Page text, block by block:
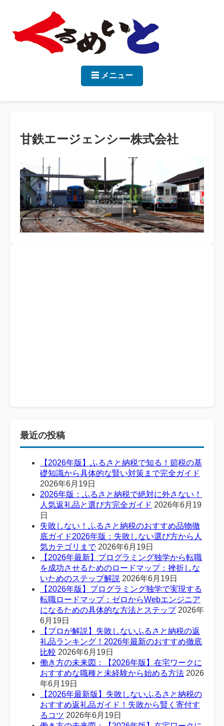
☰ メニュー
甘鉄エージェンシー株式会社
最近の投稿
【2026年版】ふるさと納税で知る！節税の基
礎知識から具体的な賢い対策まで完全ガイド
2026年6月19日
2026年版：ふるさと納税で絶対に外さない！
人気返礼品と選び方完全ガイド 2026年6月19
日
失敗しない！ふるさと納税のおすすめ品物徹
底ガイド2026年版：失敗しない選び方から人
気カテゴリまで 2026年6月19日
【2026年最新】プログラミング独学から転職
を成功させるためのロードマップ：挫折しな
いためのステップ解説 2026年6月19日
【2026年版】プログラミング独学で実現する
転職ロードマップ：ゼロからWebエンジニア
になるための具体的な方法とステップ 2026年
6月19日
【プロが解説】失敗しないふるさと納税の返
礼品ランキング！2026年最新のおすすめ徹底
比較 2026年6月19日
働き方の未来図：【2026年版】在宅ワークに
おすすめな職種と未経験から始める方法 2026
年6月19日
【2026年最新版】失敗しないふるさと納税の
おすすめ返礼品ガイド！失敗から賢く寄付す
るコツ 2026年6月19日